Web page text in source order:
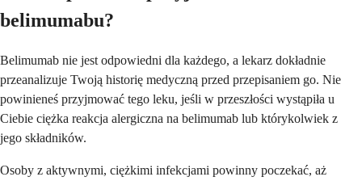
belimumabu?
Belimumab nie jest odpowiedni dla każdego, a lekarz dokładnie
przeanalizuje Twoją historię medyczną przed przepisaniem go. Nie
powinieneś przyjmować tego leku, jeśli w przeszłości wystąpiła u
Ciebie ciężka reakcja alergiczna na belimumab lub którykolwiek z
jego składników.
Osoby z aktywnymi, ciężkimi infekcjami powinny poczekać, aż